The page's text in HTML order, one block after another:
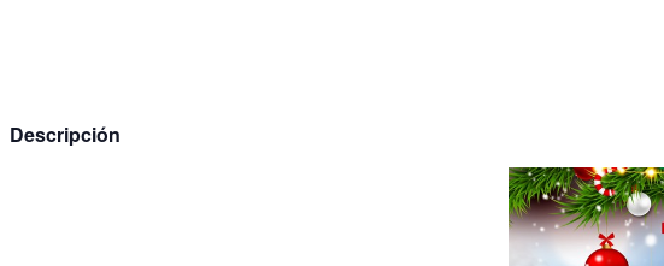
Descripción